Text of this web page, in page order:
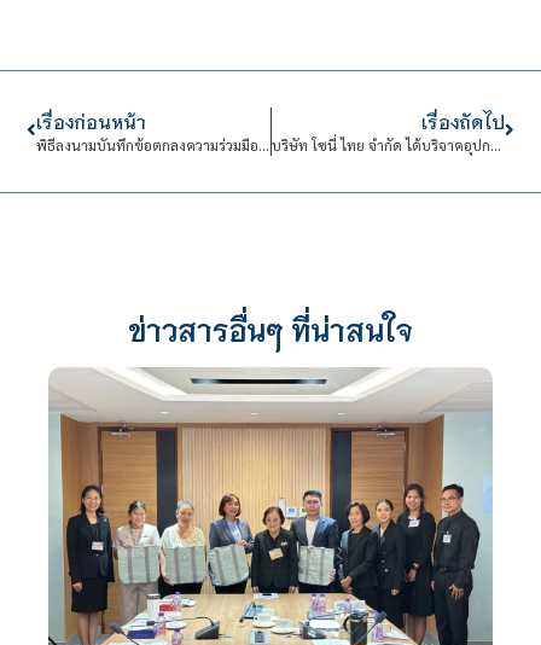
เรื่องก่อนหน้า
พิธีลงนามบันทึกข้อตกลงความร่วมมือทางวิชาการฯ
เรื่องถัดไป
บริษัท โซนี่ ไทย จำกัด ได้บริจาคอุปกรณ์คอมพิวเตอร์ใช้แล้ว
ข่าวสารอื่นๆ ที่น่าสนใจ